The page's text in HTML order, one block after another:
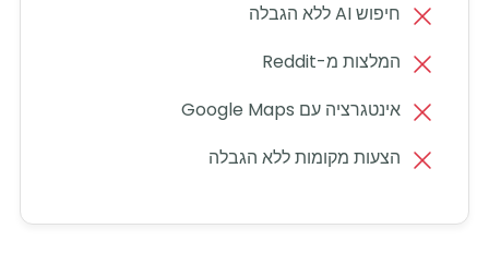
חיפוש AI ללא הגבלה
המלצות מ-Reddit
אינטגרציה עם Google Maps
הצעות מקומות ללא הגבלה